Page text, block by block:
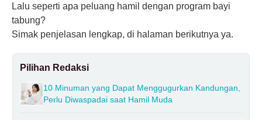
Lalu seperti apa peluang hamil dengan program bayi
tabung?
Simak penjelasan lengkap, di halaman berikutnya ya.
Pilihan Redaksi
10 Minuman yang Dapat Menggugurkan Kandungan,
Perlu Diwaspadai saat Hamil Muda